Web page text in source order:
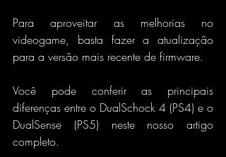
Para aproveitar as melhorias no
videogame, basta fazer a atualização
para a versão mais recente de firmware.
Você pode conferir as principais
diferenças entre o DualSchock 4 (PS4) e o
DualSense (PS5) neste nosso artigo
completo.